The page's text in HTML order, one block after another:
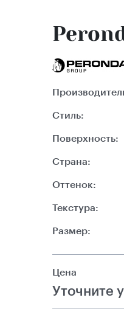
Стиль:
Поверхность:
Страна:
Оттенок:
Текстура:
Размер:
Цена
Уточните